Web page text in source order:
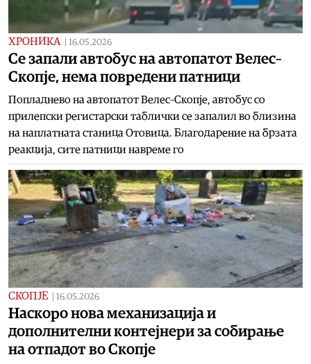
ХРОНИКА 16.05.2026
Се запали автобус на автопатот Велес–
Скопје, нема повредени патници
Попладнево на автопатот Велес–Скопје, автобус со
прилепски регистарски таблички се запалил во близина
на наплатната станица Отовица. Благодарение на брзата
реакција, сите патници навреме го
СКОПЈЕ 16.05.2026
Наскоро нова механизација и
дополнителни контејнери за собирање
на отпадот во Скопје